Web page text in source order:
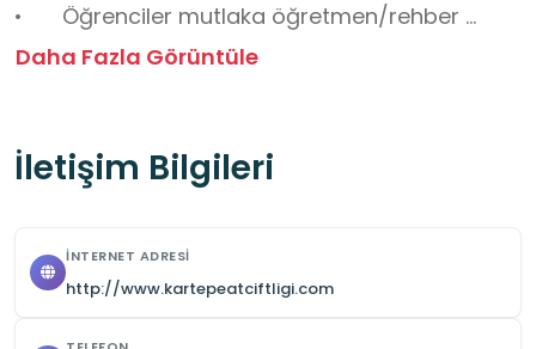
•	Öğrenciler mutlaka öğretmen/rehber
gözetiminde bulunmalıdır.
•	Atların bulunduğu alana izinsiz girilmez.
olabilir).
Daha Fazla Görüntüle
İletişim Bilgileri
İNTERNET ADRESI
http://www.kartepeatciftligi.com